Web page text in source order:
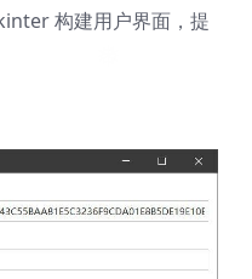
构建用户界面，提